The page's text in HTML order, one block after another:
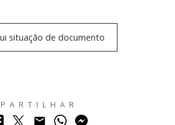
situação de documento
PARTILHAR